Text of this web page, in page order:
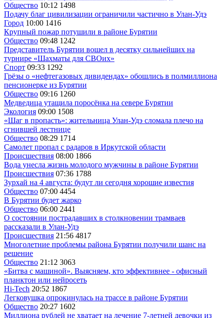
Общество 10:12 1498
Подачу благ цивилизации ограничили частично в Улан-Удэ
Город 10:00 1416
Крупный пожар потушили в районе Бурятии
Общество 09:48 1242
Представитель Бурятии вошел в десятку сильнейших на
турнире «Шахматы для СВОих»
Спорт 09:33 1292
Грёзы о «нефтегазовых дивидендах» обошлись в полмиллиона
пенсионерке из Бурятии
Общество 09:16 1260
Медведица утащила поросёнка на севере Бурятии
Экология 09:00 1508
«Шаг в пропасть»: жительница Улан-Удэ сломала плечо на
сгнившей лестнице
Общество 08:29 1714
Самолет пропал с радаров в Иркутской области
Происшествия 08:00 1866
Вода унесла жизнь молодого мужчины в районе Бурятии
Происшествия 07:36 1788
Зурхай на 4 августа: будут ли сегодня хорошие известия
Общество 07:00 4454
В Бурятии будет жарко
Общество 06:00 2441
О состоянии пострадавших в столкновении трамваев
рассказали в Улан-Удэ
Происшествия 21:56 4817
Многолетние проблемы района Бурятии получили шанс на
решение
Общество 21:12 3063
«Битва с машиной». Выясняем, кто эффективнее - офисный
планктон или нейросеть
Hi-Tech 20:52 1867
Легковушка опрокинулась на трассе в районе Бурятии
Общество 20:27 1602
Миллиона рублей не хватает на лечение 7-летней девочки из